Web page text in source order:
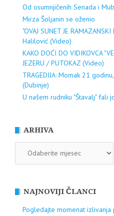
Od osumnjičenih Senada i
Mirza Šoljanin se oženio
"OVAJ SUNET JE
Halilović (Video)
KAKO DOĆI DO VIDIKOVCA
JEZERU / PUTOKAZ (Video)
TRAGEDIJA: Momak 21
(Dubinje)
U našem rudniku "Štavalj" fali
ARHIVA
NAJNOVIJI ČLANCI
Pogledajte momenat